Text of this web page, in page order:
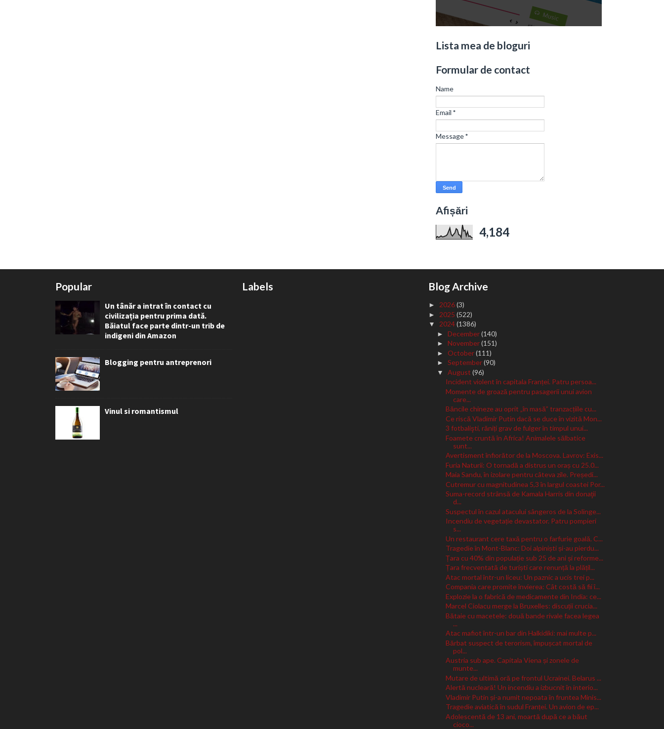
Lista mea de bloguri
Formular de contact
Name
Email *
Message*
Afișări
4,184
Popular
Un tânăr a intrat în contact cu
civilizația pentru prima dată.
Băiatul face parte dintr-un trib de
indigeni din Amazon
Blogging pentru antreprenori
Vinul si romantismul
Labels Blog Archive
►2026(3)
► 2025(522)
▼2024(1386)
►December(140)
►November(151)
►October(111)
►September(90)
▼August(96)
Incident violent în capitala Franței. Patru persoa...
Momente de groază pentru pasagerii unui avion
care...
Băncile chineze au oprit „în masă” tranzacțiile cu...
Ce riscă Vladimir Putin dacă se duce în vizită Mon...
3 fotbalişti, răniți grav de fulger în timpul unui...
Foamete cruntă în Africa! Animalele sălbatice
sunt...
Avertisment înfiorător de la Moscova. Lavrov: Exis...
Furia Naturii: O tornadă a distrus un oraș cu 25.0...
Maia Sandu, în izolare pentru câteva zile. Președi...
Cutremur cu magnitudinea 5,3 în largul coastei Por...
Suma-record strânsă de Kamala Harris din donaţii
d...
Suspectul în cazul atacului sângeros de la Solinge...
Incendiu de vegetație devastator. Patru pompieri
s...
Un restaurant cere taxă pentru o farfurie goală. C...
Tragedie în Mont-Blanc: Doi alpiniști și-au pierdu...
Țara cu 40% din populație sub 25 de ani și reforme...
Țara frecventată de turiști care renunță la plățil...
Atac mortal într-un liceu: Un paznic a ucis trei p...
Compania care promite învierea: Cât costă să fii î...
Explozie la o fabrică de medicamente din India: ce...
Marcel Ciolacu merge la Bruxelles: discuții crucia...
Bătaie cu macetele: două bande rivale facea legea
...
Atac mafiot într-un bar din Halkidiki: mai multe p...
Bărbat suspect de terorism, împușcat mortal de
pol...
Austria sub ape. Capitala Viena și zonele de
munte...
Mutare de ultimă oră pe frontul Ucrainei. Belarus ...
Alertă nucleară! Un incendiu a izbucnit în interio...
Vladimir Putin și-a numit nepoata în fruntea Minis...
Tragedie aviatică în sudul Franței. Un avion de ep...
Adolescentă de 13 ani, moartă după ce a băut
cioco...